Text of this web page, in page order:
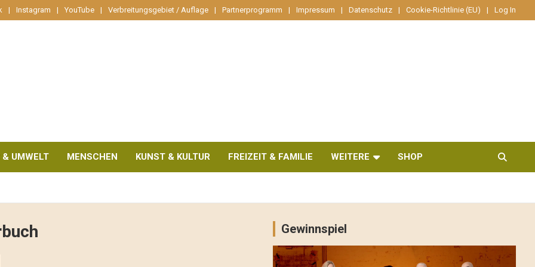
Instagram YouTube Verbreitungsgebiet / Auflage Partnerprogramm Impressum Datenschutz Cookie-Richtlinie (EU) Log In
& UMWELT MENSCHEN KUNST & KULTUR FREIZEIT & FAMILIE WEITERE SHOP
Gewinnspiel